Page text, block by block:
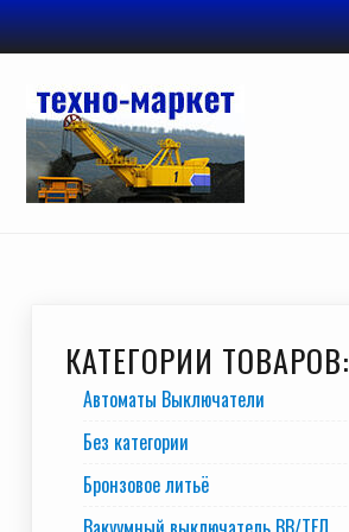
Перейти
к
содержимому
КАТЕГОРИИ ТОВАРОВ:
Автоматы Выключатели
Без категории
Бронзовое литьё